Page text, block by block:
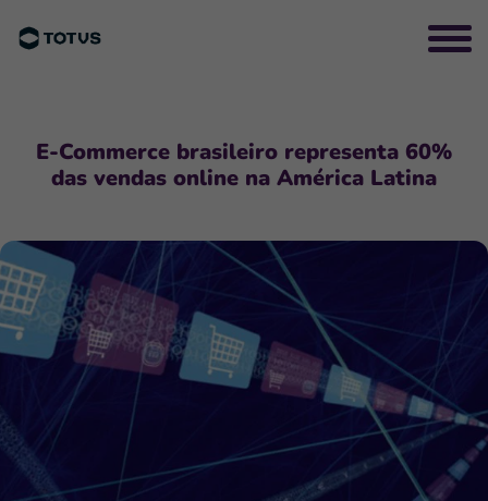
E-Commerce brasileiro representa 60%
das vendas online na América Latina